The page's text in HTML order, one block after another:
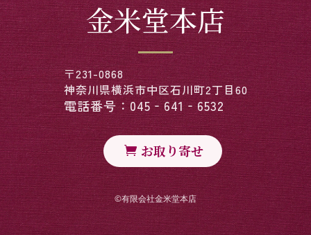
金米堂本店
〒231-0868
神奈川県横浜市中区石川町2丁目60
電話番号：045‐641‐6532
お取り寄せ
©︎有限会社金米堂本店